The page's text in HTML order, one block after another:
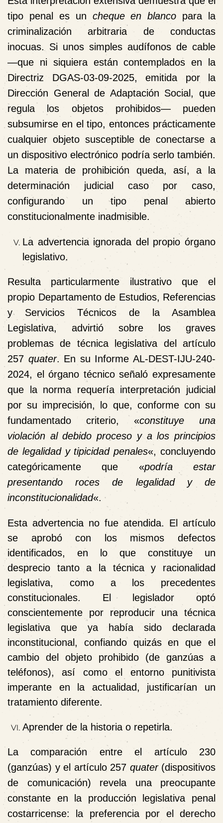
tipo penal es un cheque en blanco para la
criminalización arbitraria de conductas
inocuas. Si unos simples audífonos de cable
—que ni siquiera están contemplados en la
Directriz DGAS-03-09-2025, emitida por la
Dirección General de Adaptación Social, que
regula los objetos prohibidos— pueden
subsumirse en el tipo, entonces prácticamente
cualquier objeto susceptible de conectarse a
un dispositivo electrónico podría serlo también.
La materia de prohibición queda, así, a la
determinación judicial caso por caso,
configurando un tipo penal abierto
constitucionalmente inadmisible.
La advertencia ignorada del propio órgano
legislativo.
Resulta particularmente ilustrativo que el
propio Departamento de Estudios, Referencias
y Servicios Técnicos de la Asamblea
Legislativa, advirtió sobre los graves
problemas de técnica legislativa del artículo
257 quater. En su Informe AL-DEST-IJU-240-
2024, el órgano técnico señaló expresamente
que la norma requería interpretación judicial
por su imprecisión, lo que, conforme con su
fundamentado criterio, «constituye una
violación al debido proceso y a los principios
de legalidad y tipicidad penales«, concluyendo
categóricamente que «podría estar
presentando roces de legalidad y de
inconstitucionalidad«.
Esta advertencia no fue atendida. El artículo
se aprobó con los mismos defectos
identificados, en lo que constituye un
desprecio tanto a la técnica y racionalidad
legislativa, como a los precedentes
constitucionales. El legislador optó
conscientemente por reproducir una técnica
legislativa que ya había sido declarada
inconstitucional, confiando quizás en que el
cambio del objeto prohibido (de ganzúas a
teléfonos), así como el entorno punitivista
imperante en la actualidad, justificarían un
tratamiento diferente.
Aprender de la historia o repetirla.
La comparación entre el artículo 230
(ganzúas) y el artículo 257 quater(dispositivos
de comunicación) revela una preocupante
constante en la producción legislativa penal
costarricense: la preferencia por el derecho